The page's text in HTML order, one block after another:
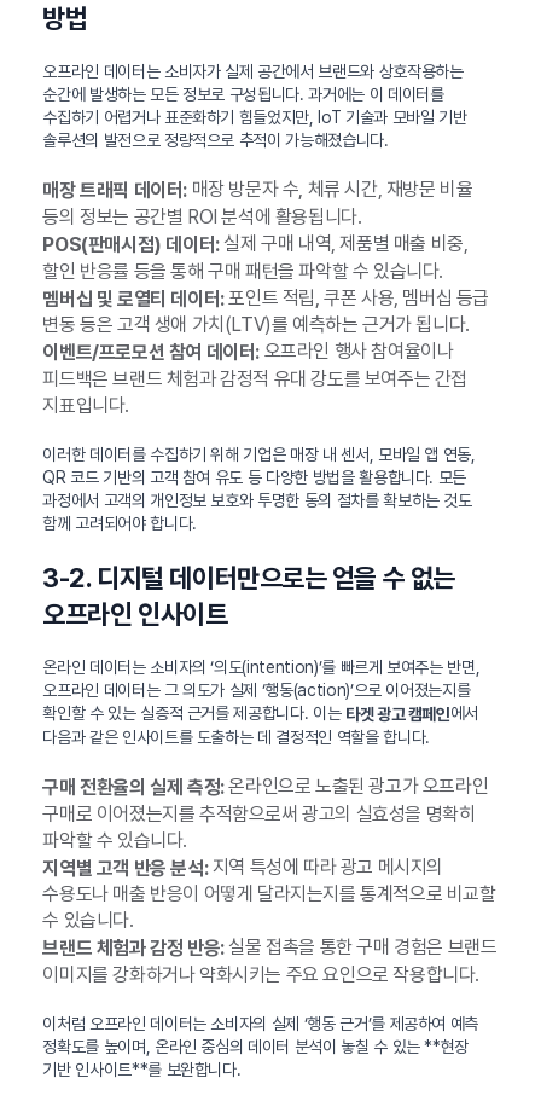
방법
오프라인 데이터는 소비자가 실제 공간에서 브랜드와 상호작용하는
순간에 발생하는 모든 정보로 구성됩니다. 과거에는 이 데이터를
수집하기 어렵거나 표준화하기 힘들었지만, IoT 기술과 모바일 기반
솔루션의 발전으로 정량적으로 추적이 가능해졌습니다.
매장 트래픽 데이터:매장 방문자 수, 체류 시간, 재방문 비율
등의 정보는 공간별 ROI 분석에 활용됩니다.
POS(판매시점) 데이터:실제 구매 내역, 제품별 매출 비중,
할인 반응률 등을 통해 구매 패턴을 파악할 수 있습니다.
멤버십 및 로열티 데이터:포인트 적립, 쿠폰 사용, 멤버십 등급
변동 등은 고객 생애 가치(LTV)를 예측하는 근거가 됩니다.
이벤트/프로모션 참여 데이터:오프라인 행사 참여율이나
피드백은 브랜드 체험과 감정적 유대 강도를 보여주는 간접
지표입니다.
이러한 데이터를 수집하기 위해 기업은 매장 내 센서, 모바일 앱 연동,
QR 코드 기반의 고객 참여 유도 등 다양한 방법을 활용합니다. 모든
과정에서 고객의 개인정보 보호와 투명한 동의 절차를 확보하는 것도
함께 고려되어야 합니다.
3-2. 디지털 데이터만으로는 얻을 수 없는
오프라인 인사이트
온라인 데이터는 소비자의 ‘의도(intention)’를 빠르게 보여주는 반면,
오프라인 데이터는 그 의도가 실제 ‘행동(action)’으로 이어졌는지를
확인할 수 있는 실증적 근거를 제공합니다. 이는 타겟 광고 캠페인에서
다음과 같은 인사이트를 도출하는 데 결정적인 역할을 합니다.
구매 전환율의 실제 측정:온라인으로 노출된 광고가 오프라인
구매로 이어졌는지를 추적함으로써 광고의 실효성을 명확히
파악할 수 있습니다.
지역별 고객 반응 분석:지역 특성에 따라 광고 메시지의
수용도나 매출 반응이 어떻게 달라지는지를 통계적으로 비교할
수 있습니다.
브랜드 체험과 감정 반응:실물 접촉을 통한 구매 경험은 브랜드
이미지를 강화하거나 약화시키는 주요 요인으로 작용합니다.
이처럼 오프라인 데이터는 소비자의 실제 ‘행동 근거’를 제공하여 예측
정확도를 높이며, 온라인 중심의 데이터 분석이 놓칠 수 있는 **현장
기반 인사이트**를 보완합니다.